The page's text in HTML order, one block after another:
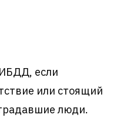
если
или стоящий
люди.